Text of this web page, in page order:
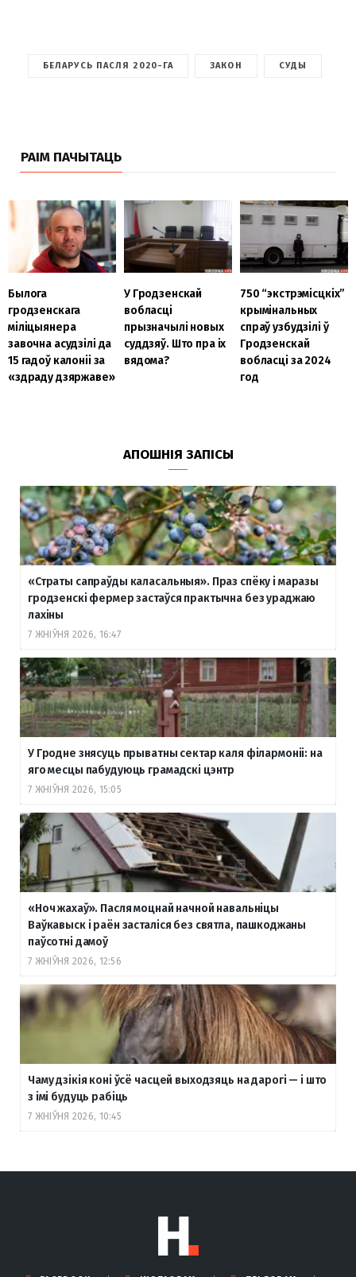
БЕЛАРУСЬ ПАСЛЯ 2020-ГА ЗАКОН СУДЫ
РАІМ ПАЧЫТАЦЬ
Былога
гродзенскага
міліцыянера
завочна асудзілі да
15 гадоў калоніі за
«здраду дзяржаве»
У Гродзенскай
вобласці
прызначылі новых
суддзяў. Што пра іх
вядома?
750 “экстрэмісцкіх”
крымінальных
спраў узбудзілі ў
Гродзенскай
вобласці за 2024
год
АПОШНІЯ ЗАПІСЫ
«Страты сапраўды каласальныя». Праз спёку і маразы
гродзенскі фермер застаўся практычна без ураджаю
лахіны
7 ЖНІЎНЯ 2026, 16:47
У Гродне знясуць прыватны сектар каля філармоніі: на
яго месцы пабудуюць грамадскі цэнтр
7 ЖНІЎНЯ 2026, 15:05
«Ноч жахаў». Пасля моцнай начной навальніцы
Ваўкавыск і раён засталіся без святла, пашкоджаны
паўсотні дамоў
7 ЖНІЎНЯ 2026, 12:56
Чаму дзікія коні ўсё часцей выходзяць на дарогі — і што
з імі будуць рабіць
7 ЖНІЎНЯ 2026, 10:45